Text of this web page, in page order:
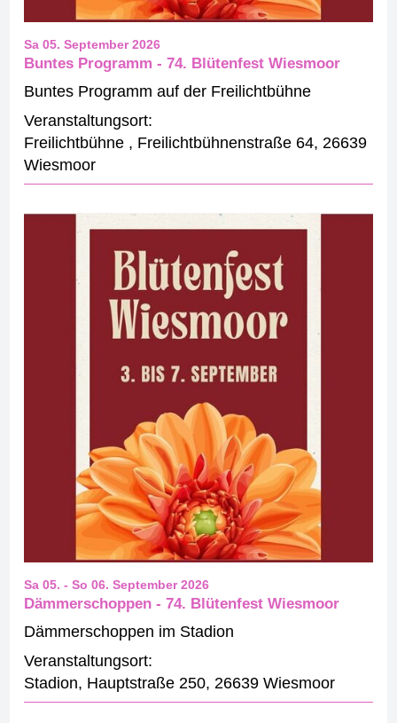
Buntes Programm - 74. Blütenfest Wiesmoor
Sa 05. September 2026
Veranstaltungsort:
Freilichtbühne , Freilichtbühnenstraße 64, 26639
Wiesmoor
Buntes Programm auf der Freilichtbühne
Dämmerschoppen - 74. Blütenfest Wiesmoor
Sa 05. - So 06. September 2026
Veranstaltungsort:
Stadion, Hauptstraße 250, 26639 Wiesmoor
Dämmerschoppen im Stadion